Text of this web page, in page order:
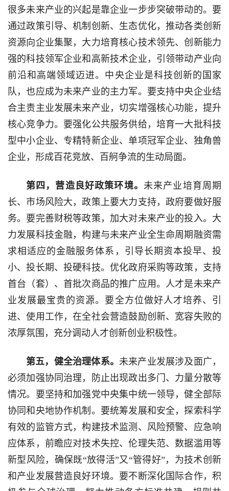
很多未来产业的兴起是靠企业一步步突破带动的。要
通过政策引导、机制创新、生态优化，推动各类创新
资源向企业集聚，大力培育核心技术领先、创新能力
强的科技领军企业和高新技术企业，引领带动产业向
前沿和高端领域迈进。中央企业是科技创新的国家
队，也应成为未来产业的主力军。要支持中央企业结
合主责主业发展未来产业，切实增强核心功能，提升
核心竞争力。要强化公共服务供给，培育一大批科技
型中小企业、专精特新企业、单项冠军企业、独角兽
企业，形成百花竞放、百舸争流的生动局面。
第四，营造良好政策环境。 未来产业培育周期
长、市场风险大，政策上要大力支持，政府要做好服
务。要完善财税等政策，加大对未来产业的投入。大
力发展科技金融，构建与未来产业全生命周期融资需
求相适应的金融服务体系，引导长期资本投早、投
小、投长期、投硬科技。优化政府采购等政策，支持
首台（套）、首批次商品的推广应用。人才是未来产
业发展最宝贵的资源。要全方位做好人才培养、引
进、使用工作，在全社会营造鼓励创新、宽容失败的
浓厚氛围，充分调动人才创新创业积极性。
第五，健全治理体系。 未来产业发展涉及面广，
必须加强协同治理，防止出现政出多门、力量分散等
情况。要坚持和加强党中央集中统一领导，健全部际
协同和央地协作机制。要统筹发展和安全，探索科学
有效的监管方式，构建技术监测、风险预警、应急响
应体系，前瞻应对技术失控、伦理失范、数据滥用等
新型风险，确保既“放得活”又“管得好”，为技术创新
和产业发展营造良好环境。要不断深化国际合作，积